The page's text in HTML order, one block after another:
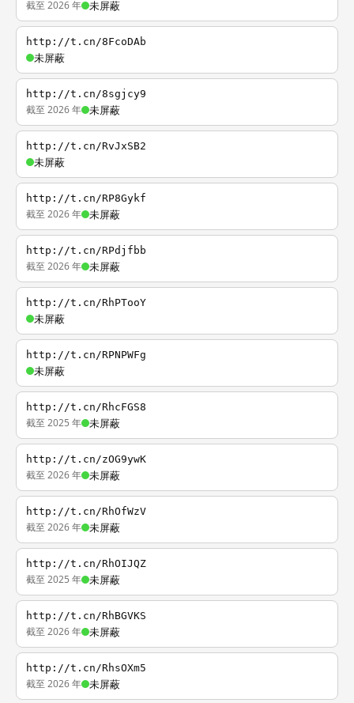
截至 2026 年 未屏蔽
http://t.cn/8FcoDAb
未屏蔽
http://t.cn/8sgjcy9
截至 2026 年 未屏蔽
http://t.cn/RvJxSB2
未屏蔽
http://t.cn/RP8Gykf
截至 2026 年 未屏蔽
http://t.cn/RPdjfbb
截至 2026 年 未屏蔽
http://t.cn/RhPTooY
未屏蔽
http://t.cn/RPNPWFg
未屏蔽
http://t.cn/RhcFGS8
截至 2025 年 未屏蔽
http://t.cn/zOG9ywK
截至 2026 年 未屏蔽
http://t.cn/RhOfWzV
截至 2026 年 未屏蔽
http://t.cn/RhOIJQZ
截至 2025 年 未屏蔽
http://t.cn/RhBGVKS
截至 2026 年 未屏蔽
http://t.cn/RhsOXm5
截至 2026 年 未屏蔽